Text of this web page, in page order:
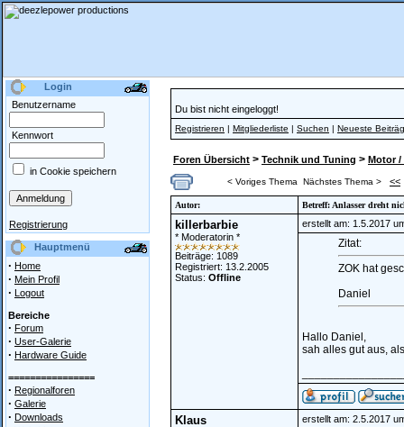
Login
Benutzername
Kennwort
in Cookie speichern
Registrierung
Hauptmenü
· Home
· Mein Profil
· Logout
Bereiche
· Forum
· User-Galerie
· Hardware Guide
================
· Regionalforen
· Galerie
· Downloads
Du bist nicht eingeloggt!
Registrieren | Mitgliederliste | Suchen | Neueste
Foren Übersicht > Technik und Tuning > Motor /
< Voriges Thema Nächstes Thema > <<
Autor: Betreff: Anlasser dreht
killerbarbie
* Moderatorin *
Beiträge: 1089
Registriert: 13.2.2005
Status: Offline
erstellt am: 1.5.2017
Zitat:
ZOK hat
Daniel
Hallo Daniel,
sah alles gut aus,
Klaus erstellt am: 2.5.2017